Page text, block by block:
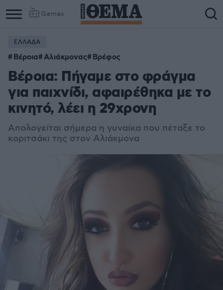
Games
ΕΛΛΑΔΑ
Βέροια Αλιάκμονας Βρέφος
Βέροια: Πήγαμε στο φράγμα
για παιχνίδι, αφαιρέθηκα με το
κινητό, λέει η 29χρονη
Απολογείται σήμερα η γυναίκα που πέταξε το
κοριτσάκι της στον Αλιάκμονα